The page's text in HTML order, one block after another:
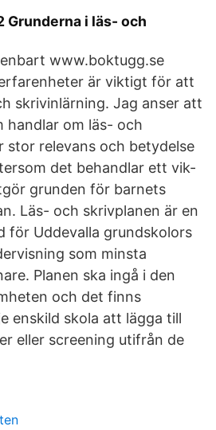
i läs- och
www.boktugg.se
är viktigt för att
skrivinlärning. Jag anser att
handlar om läs- och
stor relevans och betydelse
det behandlar ett vik-
grunden för barnets
Läs- och skrivplanen är en
för Uddevalla grundskolors
som minsta
Planen ska ingå i den
och det finns
enskild skola att lägga till
eller screening utifrån de